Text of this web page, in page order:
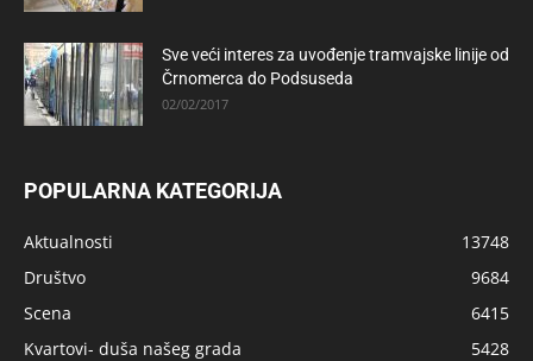
Sve veći interes za uvođenje tramvajske linije od
Črnomerca do Podsuseda
02/02/2017
POPULARNA KATEGORIJA
Aktualnosti
13748
Društvo
9684
Scena
6415
Kvartovi- duša našeg grada
5428